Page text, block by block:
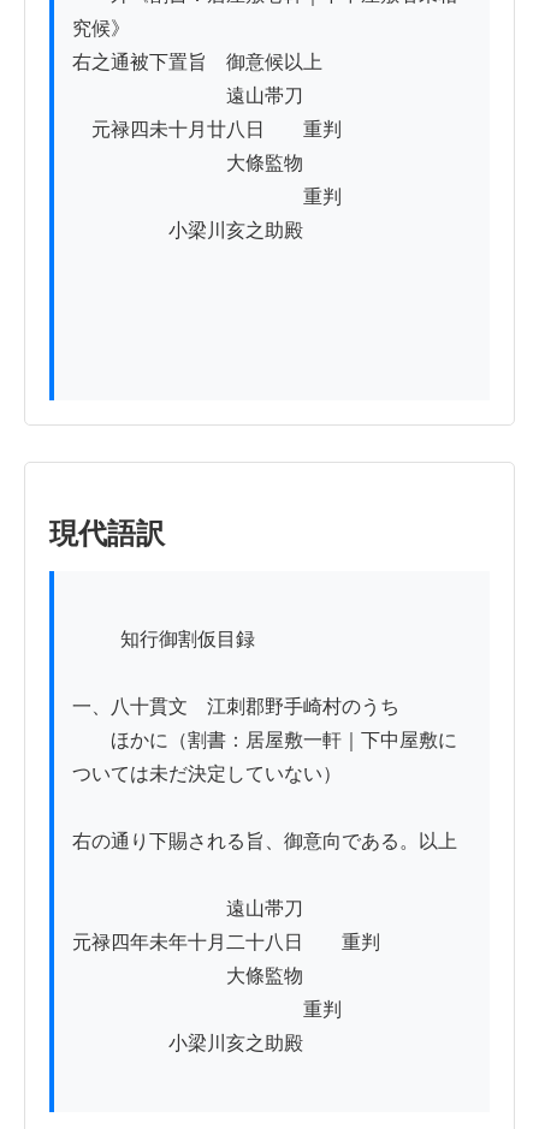
究候》
右之通被下置旨　御意候以上
遠山帯刀
元禄四未十月廿八日　　重判
大條監物
重判
小梁川亥之助殿
現代語訳
一、八十貫文　江刺郡野手崎村のうち
ほかに（割書：居屋敷一軒｜下中屋敷に
ついては未だ決定していない）
右の通り下賜される旨、御意向である。以上
遠山帯刀
元禄四年未年十月二十八日　　重判
大條監物
重判
小梁川亥之助殿